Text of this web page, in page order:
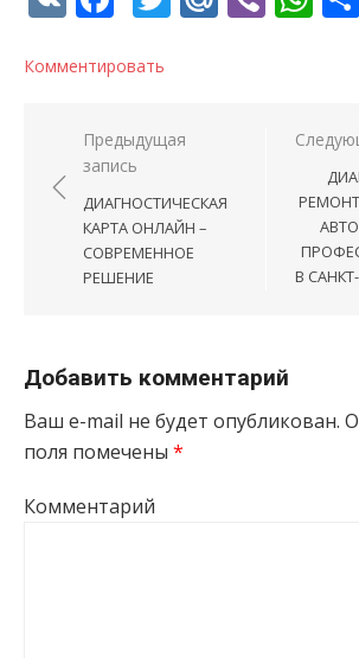
Комментировать
Навигация по
Предыдущая
запись
ДИАГНОСТИЧЕСКАЯ
КАРТА ОНЛАЙН –
СОВРЕМЕННОЕ
РЕШЕНИЕ
В
Добавить комментарий
Ваш e-mail не будет опубликован.
поля помечены *
Комментарий